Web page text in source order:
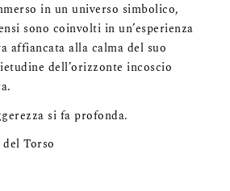
in un universo simbolico,
sono coinvolti in un’esperienza
affiancata alla calma del suo
dell’orizzonte incoscio
si fa profonda.
Torso